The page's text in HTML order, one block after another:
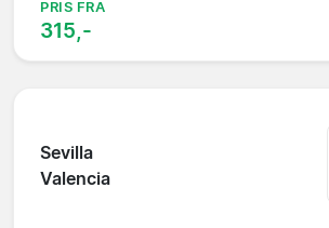
PRIS FRA
315,-
Sevilla
Valencia